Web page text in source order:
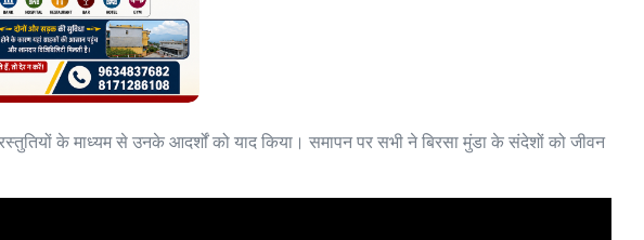
के माध्यम से उनके आदर्शों को याद किया। समापन पर सभी ने बिरसा मुंडा के संदेशों को जीवन